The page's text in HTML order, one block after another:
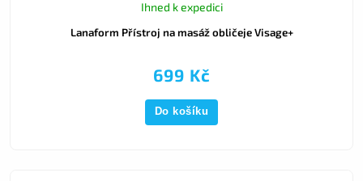
Lanaform Přístroj na masáž obličeje Visage+
Ihned k expedici
699 Kč
Do košíku